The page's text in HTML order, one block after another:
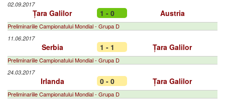
02.09.2017
Țara Galilor 1 - 0 Austria
Preliminariile Campionatului Mondial - Grupa D
11.06.2017
Serbia 1 - 1 Țara Galilor
Preliminariile Campionatului Mondial - Grupa D
24.03.2017
Irlanda 0 - 0 Țara Galilor
Preliminariile Campionatului Mondial - Grupa D